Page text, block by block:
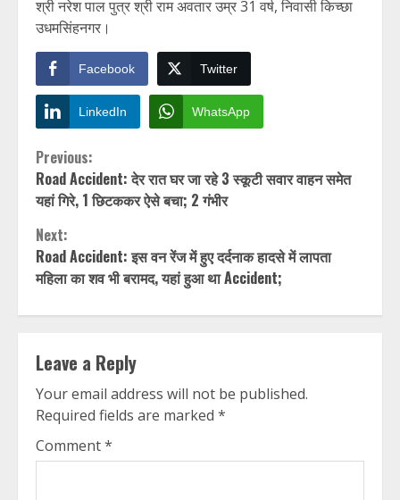
श्री नरेश पाल पुत्र श्री राम अवतार उम्र 31 वर्ष, निवासी किच्छा
उधमसिंहनगर।
Facebook Twitter
LinkedIn WhatsApp
Continue
Reading
Previous:
Road Accident: देर रात घर जा रहे 3 स्कूटी सवार वाहन समेत
यहां गिरे, 1 छिटककर ऐसे बचा; 2 गंभीर
Next:
Road Accident: इस वन रेंज में हुए दर्दनाक हादसे में लापता
महिला का शव भी बरामद, यहां हुआ था Accident;
Leave a Reply
Your email address will not be published.
Required fields are marked *
Comment*